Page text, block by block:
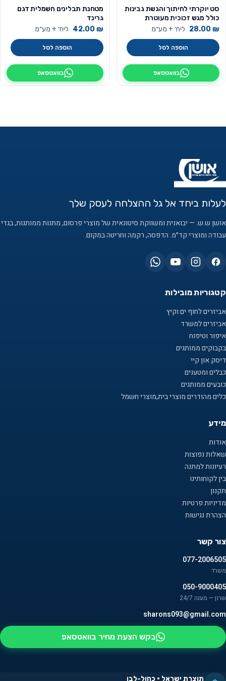
סט יוקרתי לחיתוך והגשת גבינות
כולל מגש זכוכית מעוטרת
28.00 ₪ ליח׳ + מע״מ
הוספה לסל
בוואטסאפ
מטחנת תבלינים חשמלית דגם
גרינד
42.00 ₪ ליח׳ + מע״מ
הוספה לסל
בוואטסאפ
לעלות ביחד אל גל ההצלחה לעסק שלך
אושן ש.ש. — יבואנית ומשווקת סיטונאית של מוצרי פרסום, מתנות ממותגות, בגדי
עבודה ומוצרי קד״מ. הדפסה, רקמה וחריטה במקום.
קטגוריות מובילות
אביזרים לחוף ים וקיץ
אביזרים למשרד
איפור וטיפוח
בקבוקים ממותגים
דיסק און קיי
כבלים ומטענים
כובעים ממותגים
כלים מהודרים מוצרי בית,מוצרי חשמל
מידע
אודות
שאלות נפוצות
רעיונות למתנה
בין לקוחותינו
תקנון
מדיניות פרטיות
הצהרת נגישות
צור קשר
077-2006505
משרד
050-9000405
שרון — מענה 24/7
sharons093@gmail.com
בקש הצעת מחיר בוואטסאפ
תוצרת ישראל · כחול-לבן